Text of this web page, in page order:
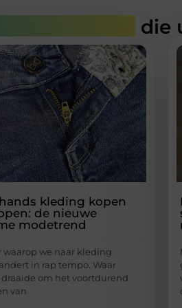
die
kleding kopen
de nieuwe
modetrend
waarop we naar kleding
in rap tempo. Waar
om het voortdurend
van